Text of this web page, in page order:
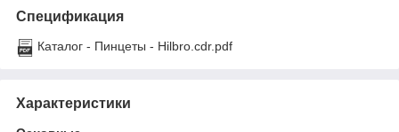
Спецификация
Каталог - Пинцеты - Hilbro.cdr.pdf
Характеристики